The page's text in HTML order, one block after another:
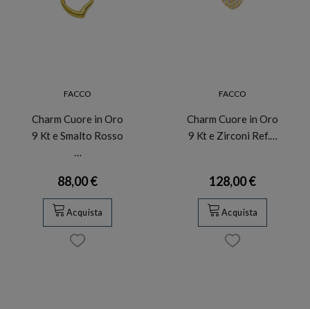
FACCO
Charm Cuore in Oro
9 Kt e Smalto Rosso
…
88,00 €
Acquista
FACCO
Charm Cuore in Oro
9 Kt e Zirconi Ref.…
128,00 €
Acquista